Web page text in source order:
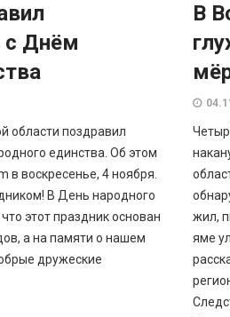
с Днём
области поздравил
единства. Об этом
в воскресенье, 4 ноября.
В День народного
этот праздник основан
а на памяти о нашем
дружеские
В
жил,
яме